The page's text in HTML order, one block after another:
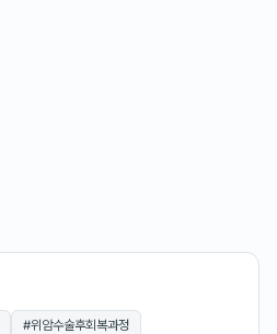
#위암수술후회복과정